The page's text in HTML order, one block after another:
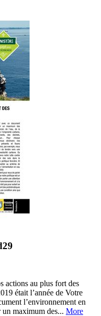
actions au plus fort des
était l’année de Votre
l’environnement en
un maximum des... More